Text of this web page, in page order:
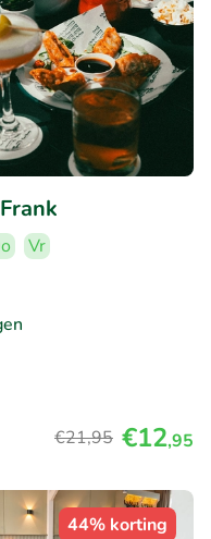
Vr
€21,95 €12,95
44% korting